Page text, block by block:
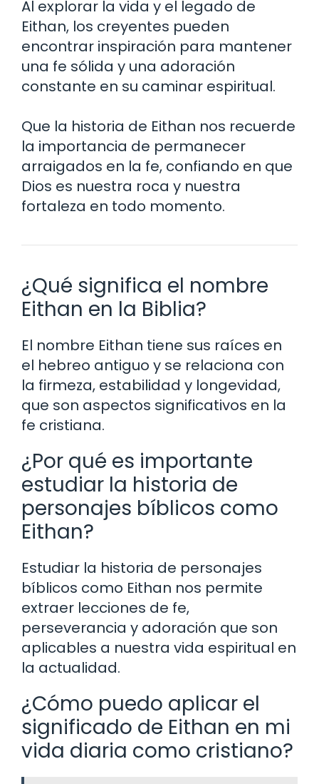
Al explorar la vida y el legado de
Eithan, los creyentes pueden
encontrar inspiración para mantener
una fe sólida y una adoración
constante en su caminar espiritual.
Que la historia de Eithan nos recuerde
la importancia de permanecer
arraigados en la fe, confiando en que
Dios es nuestra roca y nuestra
fortaleza en todo momento.
¿Qué significa el nombre
Eithan en la Biblia?
El nombre Eithan tiene sus raíces en
el hebreo antiguo y se relaciona con
la firmeza, estabilidad y longevidad,
que son aspectos significativos en la
fe cristiana.
¿Por qué es importante
estudiar la historia de
personajes bíblicos como
Eithan?
Estudiar la historia de personajes
bíblicos como Eithan nos permite
extraer lecciones de fe,
perseverancia y adoración que son
aplicables a nuestra vida espiritual en
la actualidad.
¿Cómo puedo aplicar el
significado de Eithan en mi
vida diaria como cristiano?